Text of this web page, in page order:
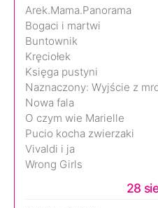
Arek.Mama.Panorama
Bogaci i martwi
Buntownik
Kręciołek
Księga pustyni
Naznaczony: Wyjście z
Nowa fala
O czym wie Marielle
Pucio kocha zwierzaki
Vivaldi i ja
Wrong Girls
28